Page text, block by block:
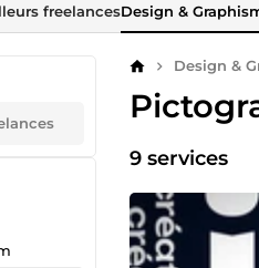
freelancesDesign &
AccueilDesign &
9 services